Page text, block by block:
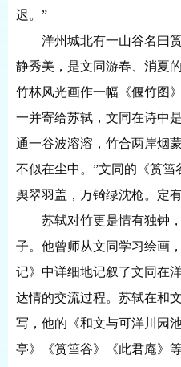
迟。”
洋州城北有一山谷名曰
静秀美，是文同游春、消夏
竹林风光画作一幅《偃竹图
一并寄给苏轼，文同在诗中
通一谷波溶溶，竹合两岸烟
不似在尘中。”文同的《筼
舆翠羽盖，万锜绿沈枪。定
苏轼对竹更是情有独钟
子。他曾师从文同学习绘画
记》中详细地记叙了文同在
达情的交流过程。苏轼在和
写，他的《和文与可洋川园
亭》《筼筜谷》《此君庵》